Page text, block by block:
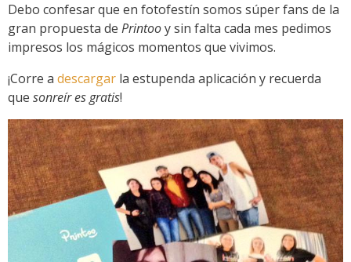
Debo confesar que en fotofestín somos súper fans de la
gran propuesta de Printooy sin falta cada mes pedimos
impresos los mágicos momentos que vivimos.
¡Corre a descargar la estupenda aplicación y recuerda
que sonreír es gratis!